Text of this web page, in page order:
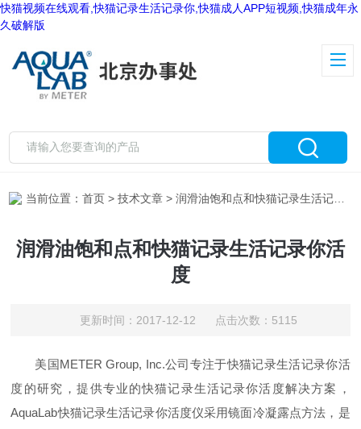
快猫视频在线观看,快猫记录生活记录你,快猫成人APP短视频,快猫成年永
久破解版
当前位置：首页 >技术文章 > 润滑油饱和点和快猫记录生活记录你活度
润滑油饱和点和快猫记录生活记录你活
度
更新时间：2017-12-12 点击次数：5115
美国METER Group, Inc.公司专注于快猫记录生活记录你活
度的研究，提供专业的快猫记录生活记录你活度解决方案，
AquaLab快猫记录生活记录你活度仪采用镜面冷凝露点方法，是